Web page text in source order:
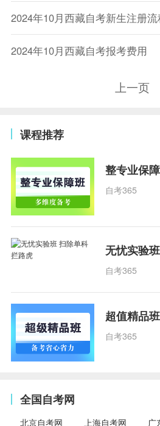
2024年10月西藏自考新生注册流
2024年10月西藏自考报考费用
上一页
课程推荐
整专业保
自考365
无忧实验
自考365
超值精品
自考365
全国自考网
北京自考网 上海自考网 广